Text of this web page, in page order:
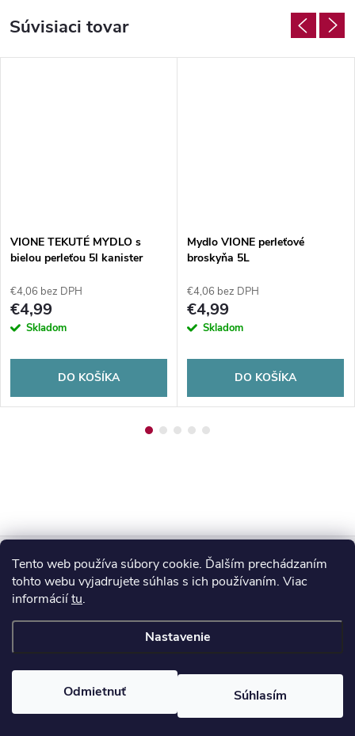
Tento web používa súbory cookie. Ďalším prechádzaním
tohto webu vyjadrujete súhlas s ich používaním. Viac
informáciítu.
Nastavenie
Odmietnuť Súhlasím
Súvisiaci tovar
VIONE TEKUTÉ MYDLO s
bielou perleťou 5l kanister
€4,06 bez DPH
€4,99
Skladom
DO KOŠÍKA
Mydlo VIONE perleťové
broskyňa 5L
€4,06 bez DPH
€4,99
Skladom
DO KOŠÍKA
Z
á
p
ä
Blog
Informácie pre vás
. Všetky práva vyhradené.